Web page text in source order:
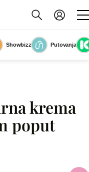
Showbizz
Putovanja
za ruke
(Foto: Zadovoljna.hr)
krema
poput